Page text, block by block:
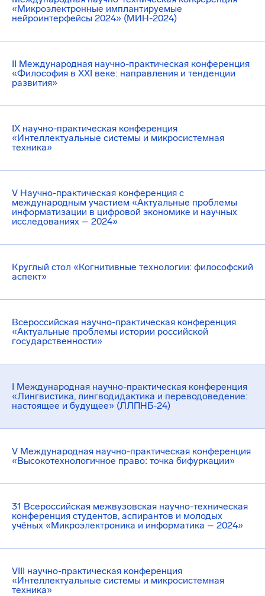
«Микроэлектронные имплантируемые
нейроинтерфейсы 2024» (МИН-2024)
II Международная научно-практическая конференция
«Философия в XXI веке: направления и тенденции
развития»
IX научно-практическая конференция
«Интеллектуальные системы и микросистемная
техника»
V Научно-практическая конференция с
международным участием «Актуальные проблемы
информатизации в цифровой экономике и научных
исследованиях – 2024»
Круглый стол «Когнитивные технологии: философский
аспект»
Всероссийская научно-практическая конференция
«Актуальные проблемы истории российской
государственности»
I Международная научно-практическая конференция
«Лингвистика, лингводидактика и переводоведение:
настоящее и будущее» (ЛЛПНБ-24)
V Международная научно-практическая конференция
«Высокотехнологичное право: точка бифуркации»
31 Всероссийская межвузовская научно-техническая
конференция студентов, аспирантов и молодых
учёных «Микроэлектроника и информатика – 2024»
VIII научно-практическая конференция
«Интеллектуальные системы и микросистемная
техника»